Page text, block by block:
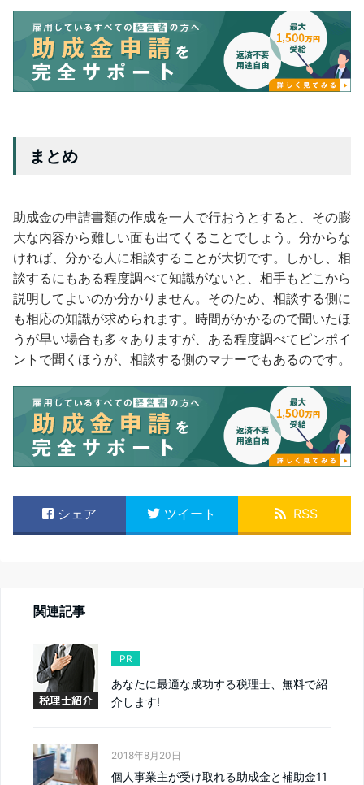
まとめ
助成金の申請書類の作成を一人で行おうとすると、その膨
大な内容から難しい面も出てくることでしょう。分からな
ければ、分かる人に相談することが大切です。しかし、相
談するにもある程度調べて知識がないと、相手もどこから
説明してよいのか分かりません。そのため、相談する側に
も相応の知識が求められます。時間がかかるので聞いたほ
うが早い場合も多々ありますが、ある程度調べてピンポイ
ントで聞くほうが、相談する側のマナーでもあるのです。
シェア ツイート RSS
関連記事
PR
あなたに最適な成功する税理士、無料で紹
介します!
2018年8月20日
個人事業主が受け取れる助成金と補助金11